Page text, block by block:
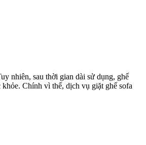
nhiên, sau thời gian dài sử dụng, ghế
Chính vì thế, dịch vụ giặt ghế sofa